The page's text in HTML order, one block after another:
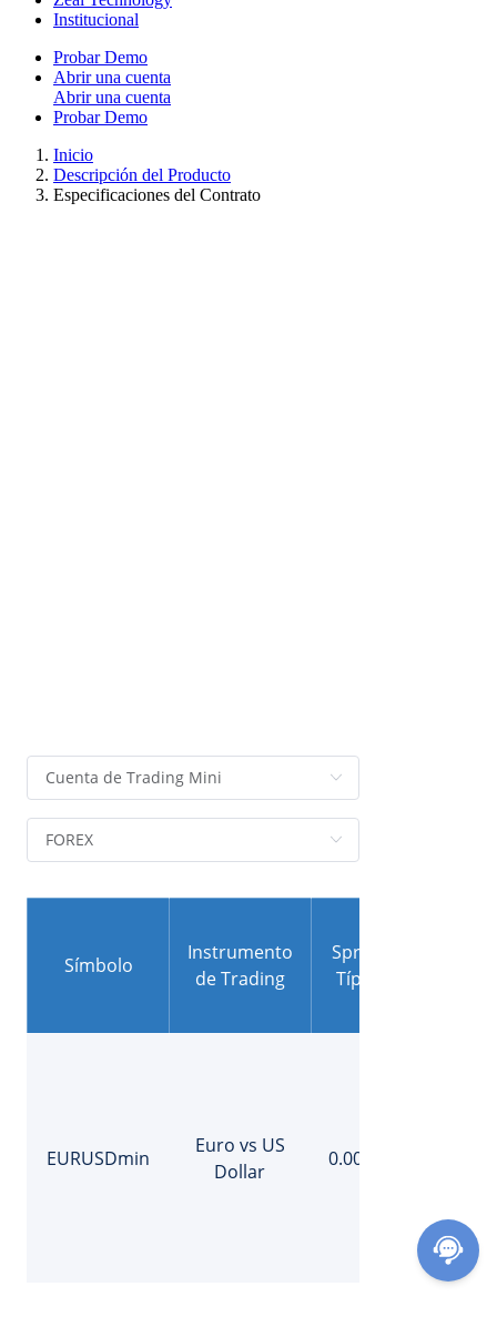
Institucional
Probar Demo
Abrir una cuenta
Abrir una cuenta
Probar Demo
Inicio
Descripción del Producto
Especificaciones del Contrato